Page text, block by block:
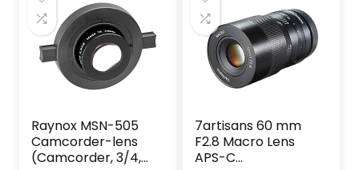
Raynox MSN-505
Camcorder-lens
(Camcorder, 3/4,
7artisans 60 mm
F2.8 Macro Lens
APS-C